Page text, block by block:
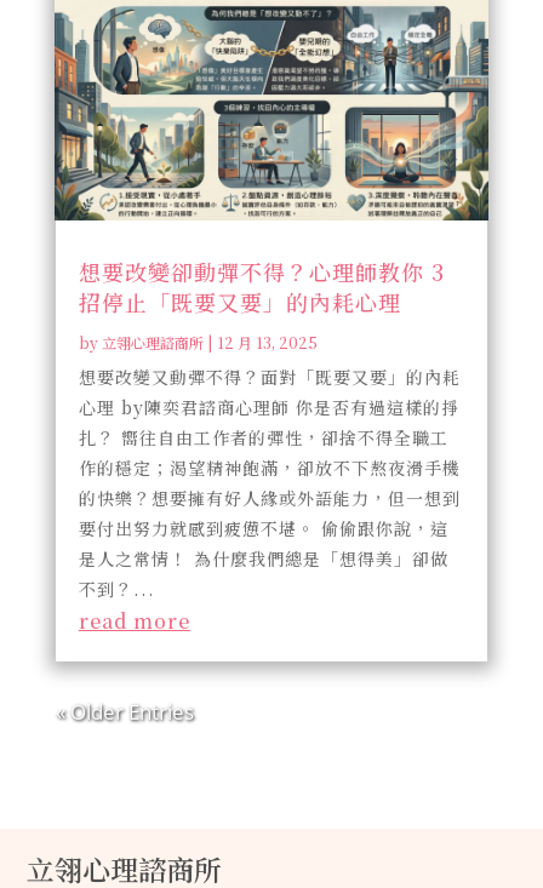
想要改變卻動彈不得？心理師教你 3
招停止「既要又要」的內耗心理
by 立翎心理諮商所| 12 月 13, 2025
想要改變又動彈不得？面對「既要又要」的內耗
心理 by陳奕君諮商心理師 你是否有過這樣的掙
扎？ 嚮往自由工作者的彈性，卻捨不得全職工
作的穩定；渴望精神飽滿，卻放不下熬夜滑手機
的快樂？想要擁有好人緣或外語能力，但一想到
要付出努力就感到疲憊不堪。 偷偷跟你說，這
是人之常情！ 為什麼我們總是「想得美」卻做
不到？...
read more
« Older Entries
立翎心理諮商所